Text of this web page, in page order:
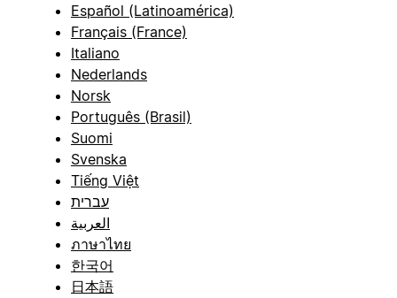
Español (Latinoamérica)
Français (France)
Italiano
Nederlands
Norsk
Português (Brasil)
Suomi
Svenska
Tiếng Việt
עברית
العربية
ภาษาไทย
한국어
日本語